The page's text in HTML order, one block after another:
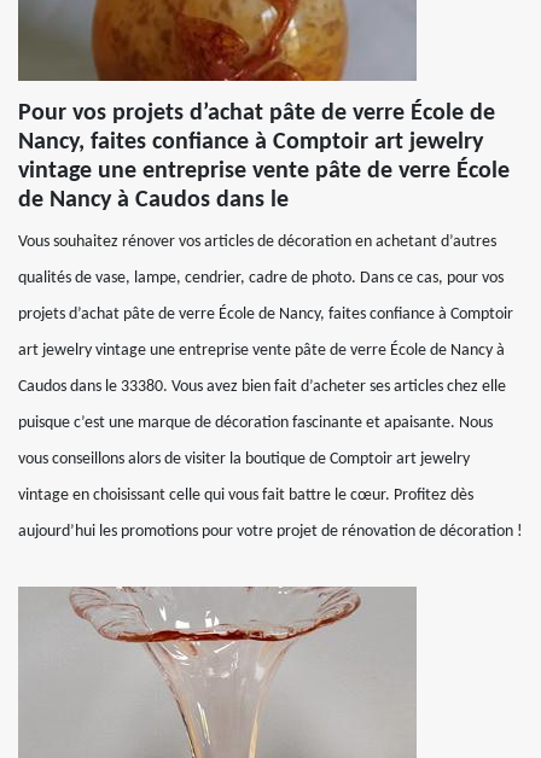
Pour vos projets d’achat pâte de verre École de
Nancy, faites confiance à Comptoir art jewelry
vintage une entreprise vente pâte de verre École
de Nancy à Caudos dans le
Vous souhaitez rénover vos articles de décoration en achetant d’autres
qualités de vase, lampe, cendrier, cadre de photo. Dans ce cas, pour vos
projets d’achat pâte de verre École de Nancy, faites confiance à Comptoir
art jewelry vintage une entreprise vente pâte de verre École de Nancy à
Caudos dans le 33380. Vous avez bien fait d’acheter ses articles chez elle
puisque c’est une marque de décoration fascinante et apaisante. Nous
vous conseillons alors de visiter la boutique de Comptoir art jewelry
vintage en choisissant celle qui vous fait battre le cœur. Profitez dès
aujourd’hui les promotions pour votre projet de rénovation de décoration !